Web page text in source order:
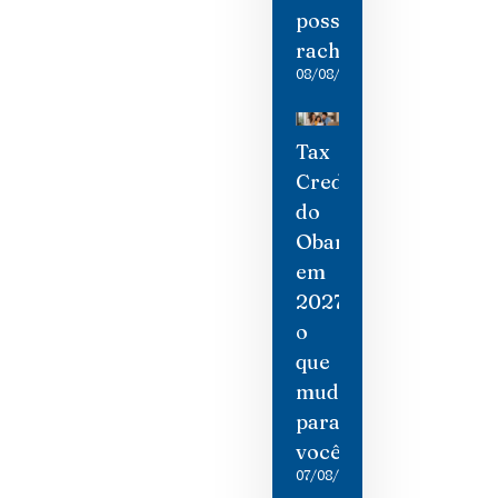
possíveis
rachaduras
08/08/2026
Tax
Credit
do
Obamacare
em
2027:
o
que
mudou
para
você
07/08/2026